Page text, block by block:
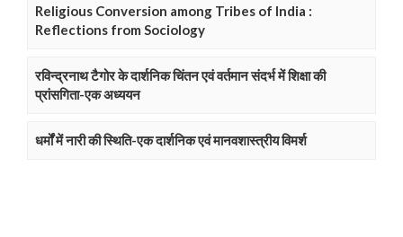
Religious Conversion among Tribes of India :
Reflections from Sociology
रविन्द्रनाथ टैगोर के दार्शनिक चिंतन एवं वर्तमान संदर्भ में शिक्षा की
प्रांसगिता-एक अध्ययन
धर्मों में नारी की स्थिति-एक दार्शनिक एवं मानवशास्त्रीय विमर्श